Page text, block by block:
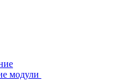
модули